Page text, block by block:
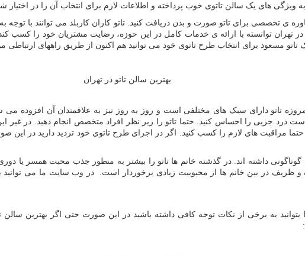
به ویژگی های یک سالن تاتوی خوب پرداخته و اطلاعات لازم برای انتخاب آن را در اختیار
ی تخصصی برای تاتو صورت و بدن دریافت کنید. تاتو کاران کاربلد می توانند با
در تهران توانسته با ارائه ی خدمات کامل در این حوزه، رضایت مشتریان خود را کسب
تاتو مسعود برای انتخاب طرح تاتوی خود می توانید هم اکنون از طریق راههای
بهترین سالن تاتو در تهران
تاتو دارای سبک های مختلفی است و روز به روز نیز به علاقمندان آن افزوده
درد جزیی را احساس کنید. حتما تاتو را زیر نظر افراد متخصص انجام دهید. در غیر
های لازم را کسب کنید. اگر در اجرای طرح تاتوی خود تردید دارید در این
داشته اند. در گذشته خانم ها تاتو را بیشتر به منظور جذب محبت همسر یا
و ظریف در بین خانم ها از محبوبیت زیادی برخوردار است. در وب سایت ما می
به برخی از نکات توجه کافی داشته باشید در این صورت حتی اگر بهترین سالن